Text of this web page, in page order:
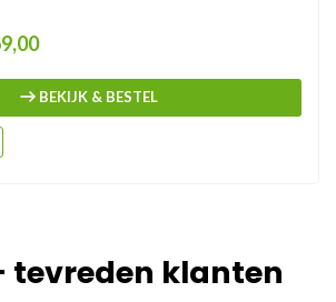
BEKIJK & BESTEL
tevreden klanten